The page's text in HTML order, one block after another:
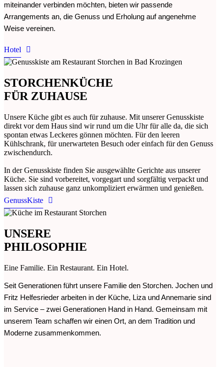
miteinander verbinden möchten, bieten wir passende
Arrangements an, die Genuss und Erholung auf angenehme
Weise vereinen.
Hotel
STORCHENKÜCHE
FÜR ZUHAUSE
Unsere Küche gibt es auch für zuhause. Mit unserer Genusskiste
direkt vor dem Haus sind wir rund um die Uhr für alle da, die sich
spontan etwas Leckeres gönnen möchten. Für den leeren
Kühlschrank, für unerwarteten Besuch oder einfach für den Genuss
zwischendurch.
In der Genusskiste finden Sie ausgewählte Gerichte aus unserer
Küche. Sie sind vorbereitet, vorgegart und sorgfältig verpackt und
lassen sich zuhause ganz unkompliziert erwärmen und genießen.
GenussKiste
UNSERE
PHILOSOPHIE
Eine Familie. Ein Restaurant. Ein Hotel.
Seit Generationen führt unsere Familie den Storchen. Jochen und
Fritz Helfesrieder arbeiten in der Küche, Liza und Annemarie sind
im Service – zwei Generationen Hand in Hand. Gemeinsam mit
unserem Team schaffen wir einen Ort, an dem Tradition und
Moderne zusammenkommen.